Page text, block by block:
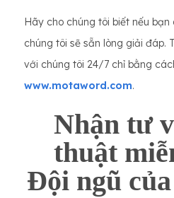
Hãy cho chúng tôi biết nếu
chúng tôi sẽ sẵn lòng giải đáp.
với chúng tôi 24/7 chỉ bằng
www.motaword.com.
Nhận tư
thuật
Đội ngũ